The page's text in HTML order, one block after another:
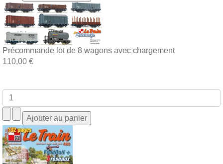
Précommande lot de 8 wagons avec chargement
110,00 €